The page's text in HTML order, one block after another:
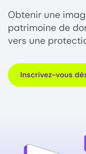
Obtenir une
patrimoine de
vers une
Inscrivez-vous